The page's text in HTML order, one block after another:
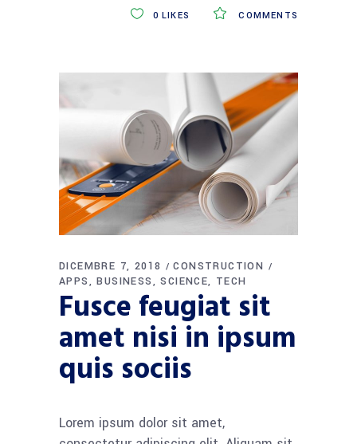
COMMENTS
0 LIKES
DICEMBRE 7, 2018
CONSTRUCTION
APPS
BUSINESS SCIENCE TECH
Fusce feugiat sit
amet nisi in ipsum
quis sociis
Lorem ipsum dolor sit amet,